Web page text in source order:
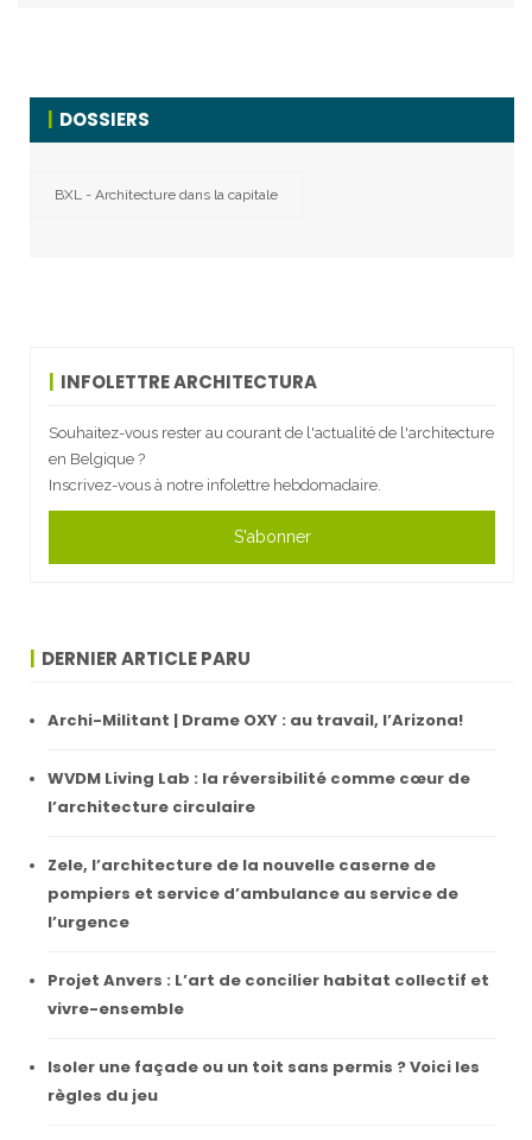
DOSSIERS
BXL - Architecture dans la capitale
INFOLETTRE ARCHITECTURA
Souhaitez-vous rester au courant de l'actualité de l'architecture
en Belgique ?
Inscrivez-vous à notre infolettre hebdomadaire.
S'abonner
DERNIER ARTICLE PARU
Archi-Militant | Drame OXY : au travail, l’Arizona!
WVDM Living Lab : la réversibilité comme cœur de
l’architecture circulaire
Zele, l’architecture de la nouvelle caserne de
pompiers et service d’ambulance au service de
l’urgence
Projet Anvers : L’art de concilier habitat collectif et
vivre-ensemble
Isoler une façade ou un toit sans permis ? Voici les
règles du jeu